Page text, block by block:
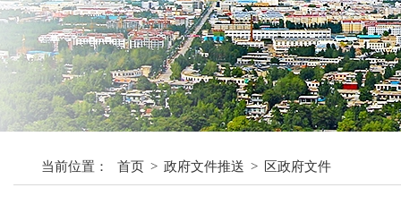
当前位置： 首页 > 政府文件推送 > 区政府文件